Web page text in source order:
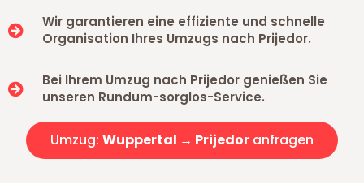
Wir garantieren eine effiziente und schnelle
Organisation Ihres Umzugs nach Prijedor.
Bei Ihrem Umzug nach Prijedor genießen Sie
unseren Rundum-sorglos-Service.
Umzug: Wuppertal → Prijedor anfragen